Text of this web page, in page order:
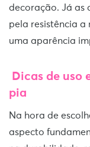
decoração. Já as
pela resistência a
uma aparência
Dicas de uso
pia
Na hora de
aspecto